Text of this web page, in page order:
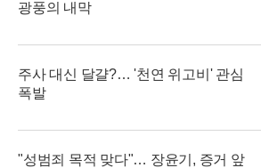
광풍의 내막
주사 대신 달걀?… '천연 위고비' 관심
폭발
"성범죄 목적 맞다"… 장윤기, 증거 앞